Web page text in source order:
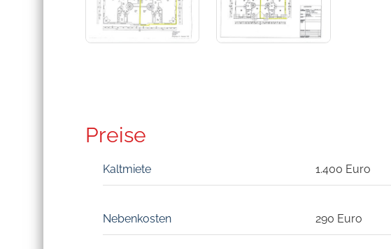
Preise
Kaltmiete 1.400 Euro
Nebenkosten 290 Euro